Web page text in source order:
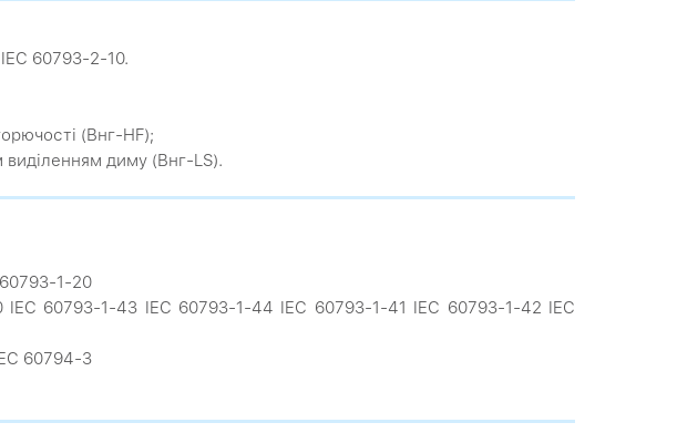
60793-2-10.
(Внг-HF);
виділенням диму (Внг-LS).
1-20
60793-1-43 IEC 60793-1-44 IEC 60793-1-41 IEC 60793-1-42 IEC
60794-3